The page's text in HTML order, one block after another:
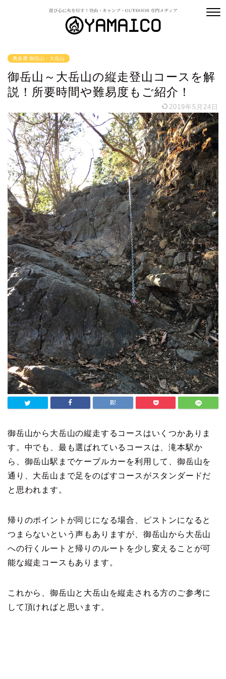
奥多摩 御岳山・大岳山
御岳山～大岳山の縦走登山コースを解
説！所要時間や難易度もご紹介！
2019年5月24日
御岳山から大岳山の縦走するコースはいくつかありま
す。中でも、最も選ばれているコースは、滝本駅か
ら、御岳山駅までケーブルカーを利用して、御岳山を
通り、大岳山まで足をのばすコースがスタンダードだ
と思われます。
帰りのポイントが同じになる場合、ピストンになると
つまらないという声もありますが、御岳山から大岳山
への行くルートと帰りのルートを少し変えることが可
能な縦走コースもあります。
これから、御岳山と大岳山を縦走される方のご参考に
して頂ければと思います。